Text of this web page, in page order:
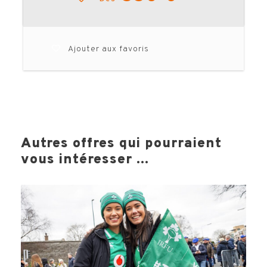
Ajouter aux favoris
Votre voyage comprend
Autres offres qui pourraient
vous intéresser ...